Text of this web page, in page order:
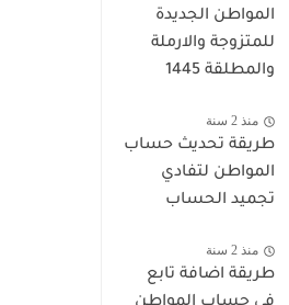
المواطن الجديدة
للمتزوجة والارملة
والمطلقة 1445
منذ 2 سنة
طريقة تحديث حساب
المواطن لتفادي
تجميد الحساب
منذ 2 سنة
طريقة اضافة تابع